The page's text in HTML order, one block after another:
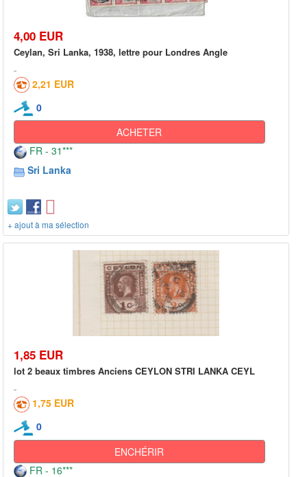
4,00 EUR
Ceylan, Sri Lanka, 1938, lettre pour Londres Angle
2,21 EUR
0
ACHETER
FR - 31***
Sri Lanka
+ ajout à ma sélection
1,85 EUR
lot 2 beaux timbres Anciens CEYLON STRI LANKA CEYL
1,75 EUR
0
ENCHÉRIR
FR - 16***